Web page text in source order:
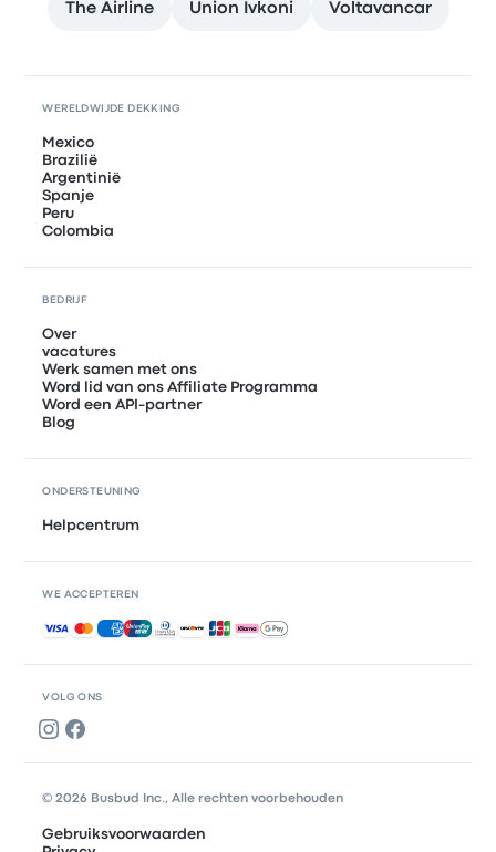
The Airline Union Ivkoni Voltavancar
VOLG ONS
WERELDWIJDE DEKKING
Mexico
Brazilië
Argentinië
Spanje
Peru
Colombia
BEDRIJF
Over
vacatures
Werk samen met ons
Word lid van ons Affiliate Programma
Word een API-partner
Blog
ONDERSTEUNING
Helpcentrum
WE ACCEPTEREN
Geaccepteerde betalingen
© 2026 Busbud Inc., Alle rechten voorbehouden
Gebruiksvoorwaarden